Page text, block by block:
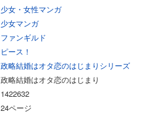
少女・女性マンガ
少女マンガ
ファンギルド
ピース！
政略結婚はオタ恋のはじまりシリーズ
政略結婚はオタ恋のはじまり
1422632
24ページ